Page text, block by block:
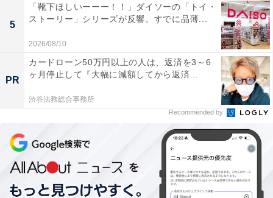
5
「靴下ほしいーーー！！」ダイソーの「トイ・
ストーリー」シリーズが反響。すでに品薄...
2026/08/10
PR
カードローン50万円以上の人は、返済を3～6
ヶ月停止して『大幅に減額してから返済...
渋谷法務総合事務所
Recommended by